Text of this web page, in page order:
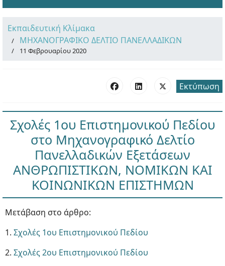
Εκπαιδευτική Κλίμακα
ΜΗΧΑΝΟΓΡΑΦΙΚΟ ΔΕΛΤΙΟ ΠΑΝΕΛΛΑΔΙΚΩΝ
11 Φεβρουαρίου 2020
Εκτύπωση
Σχολές 1ου Επιστημονικού Πεδίου
στο Μηχανογραφικό Δελτίο
Πανελλαδικών Εξετάσεων
ΑΝΘΡΩΠΙΣΤΙΚΩΝ, ΝΟΜΙΚΩΝ ΚΑΙ
ΚΟΙΝΩΝΙΚΩΝ ΕΠΙΣΤΗΜΩΝ
Μετάβαση στο άρθρο:
1. Σχολές 1ου Επιστημονικού Πεδίου
2. Σχολές 2ου Επιστημονικού Πεδίου